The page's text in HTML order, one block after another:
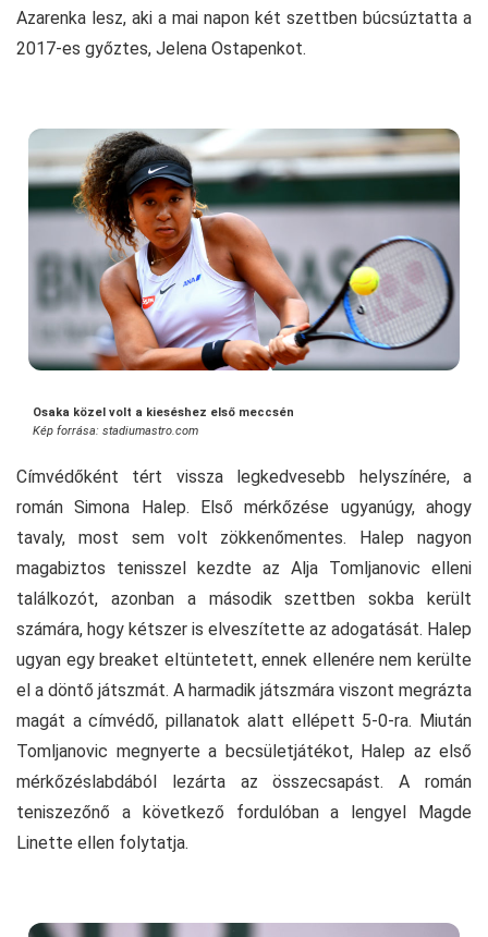
Azarenka lesz, aki a mai napon két szettben búcsúztatta a
2017-es győztes, Jelena Ostapenkot.
Osaka közel volt a kieséshez első meccsén
Kép forrása: stadiumastro.com
Címvédőként tért vissza legkedvesebb helyszínére, a
román Simona Halep. Első mérkőzése ugyanúgy, ahogy
tavaly, most sem volt zökkenőmentes. Halep nagyon
magabiztos tenisszel kezdte az Alja Tomljanovic elleni
találkozót, azonban a második szettben sokba került
számára, hogy kétszer is elveszítette az adogatását. Halep
ugyan egy breaket eltüntetett, ennek ellenére nem kerülte
el a döntő játszmát. A harmadik játszmára viszont megrázta
magát a címvédő, pillanatok alatt ellépett 5-0-ra. Miután
Tomljanovic megnyerte a becsületjátékot, Halep az első
mérkőzéslabdából lezárta az összecsapást. A román
teniszezőnő a következő fordulóban a lengyel Magde
Linette ellen folytatja.